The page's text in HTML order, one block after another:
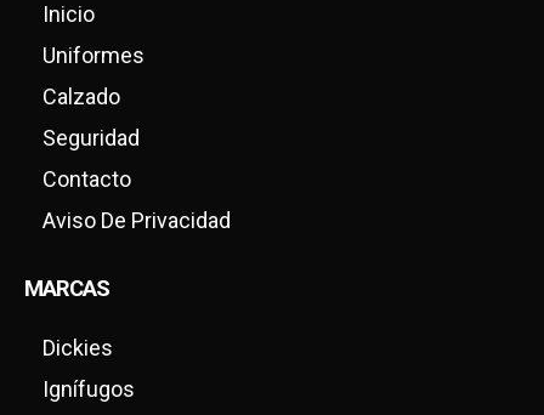
Inicio
Uniformes
Calzado
Seguridad
Contacto
Aviso De Privacidad
MARCAS
Dickies
Ignífugos